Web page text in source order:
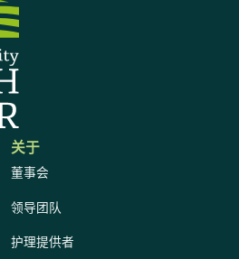
关于
董事会
领导团队
护理提供者